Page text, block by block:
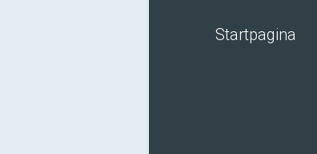
Startpagina